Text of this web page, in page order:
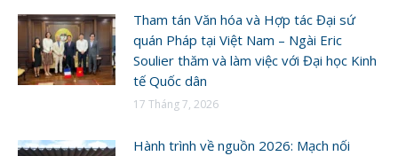
Tham tán Văn hóa và Hợp tác Đại sứ
quán Pháp tại Việt Nam – Ngài Eric
Soulier thăm và làm việc với Đại học Kinh
tế Quốc dân
17 Tháng 7, 2026
Hành trình về nguồn 2026: Mạch nối